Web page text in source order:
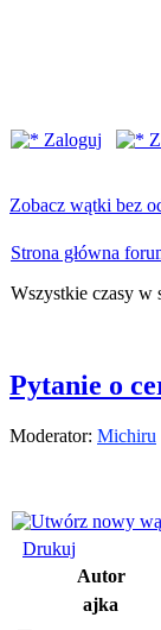
Zaloguj
Zobacz wątki bez
Strona główna
Wszystkie czasy
Pytanie o
Moderator: Michiru
Drukuj
Autor
ajka